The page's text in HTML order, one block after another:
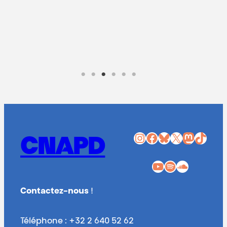
CNAPD InstagramFacebook Bluesky X Mastodon TikTok
YouTube Spotify SoundCloud
Contactez-nous !
Téléphone : +32 2 640 52 62